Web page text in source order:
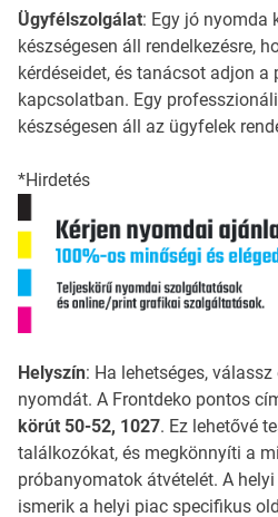
Ügyfélszolgálat: Egy jó nyomda
készségesen áll rendelkezésre,
kérdéseidet, és tanácsot adjon a
kapcsolatban. Egy
készségesen áll az ügyfelek
*Hirdetés
Helyszín: Ha lehetséges,
nyomdát. A Frontdeko pontos
körút 50-52, 1027. Ez lehetővé
találkozókat, és megkönnyíti a
próbanyomatok átvételét. A
ismerik a helyi piac specifikus